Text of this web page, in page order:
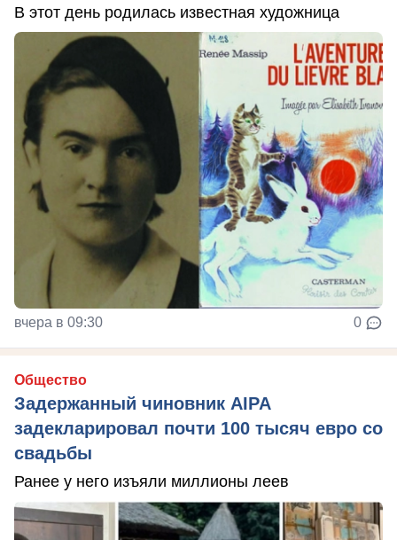
В этот день родилась известная художница
вчера в 09:30 0
Общество
Задержанный чиновник AIPA
задекларировал почти 100 тысяч евро со
свадьбы
Ранее у него изъяли миллионы леев